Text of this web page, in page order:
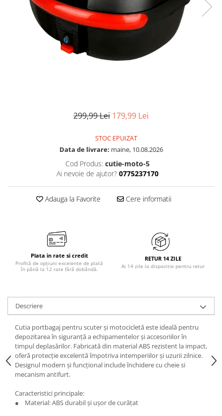
299,99 Lei 179,99 Lei
STOC EPUIZAT
Data de livrare: maine, 10.08.2026
Cod Produs: cutie-moto-5
Ai nevoie de ajutor? 0775237170
Adauga la Favorite Cere informatii
Plata in rate si credit
Profită de opțiuni excelente de plată
în până la 12 rate fără dobândă.
RETUR 14 ZILE
Ai 14 zile la dispozitie pentru retur
Descriere
Cutia portbagaj pentru scuter și motocicletă este ideală pentru
depozitarea în siguranță a echipamentelor și accesoriilor în
timpul deplasărilor. Fabricată din material ABS rezistent la impact,
oferă protecție excelentă împotriva intemperiilor și uzurii zilnice.
Designul modern și funcțional include închidere cu cheie si
mecanism antifurt.
Caracteristici principale:
● Material: ABS durabil și ușor de curățat